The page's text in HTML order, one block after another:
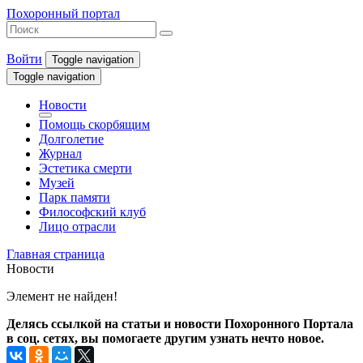
Похоронный портал
Войти
Toggle navigation
Toggle navigation
Новости
Помощь скорбящим
Долголетие
Журнал
Эстетика смерти
Музей
Парк памяти
Философский клуб
Лицо отрасли
Главная страница
Новости
Элемент не найден!
Делясь ссылкой на статьи и новости Похоронного Портала
в соц. сетях, вы помогаете другим узнать нечто новое.